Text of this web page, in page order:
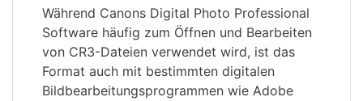
Während Canons Digital Photo Professional
Software häufig zum Öffnen und Bearbeiten
von CR3-Dateien verwendet wird, ist das
Format auch mit bestimmten digitalen
Bildbearbeitungsprogrammen wie Adobe